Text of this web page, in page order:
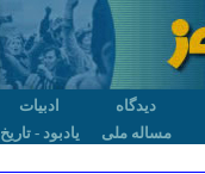
دیدگاه ادبیات
مساله ملی یادبود - تاریخ